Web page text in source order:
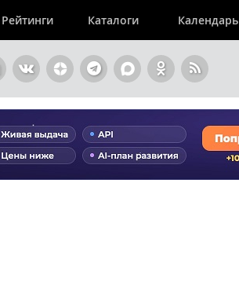
Рейтинги Каталоги Календарь